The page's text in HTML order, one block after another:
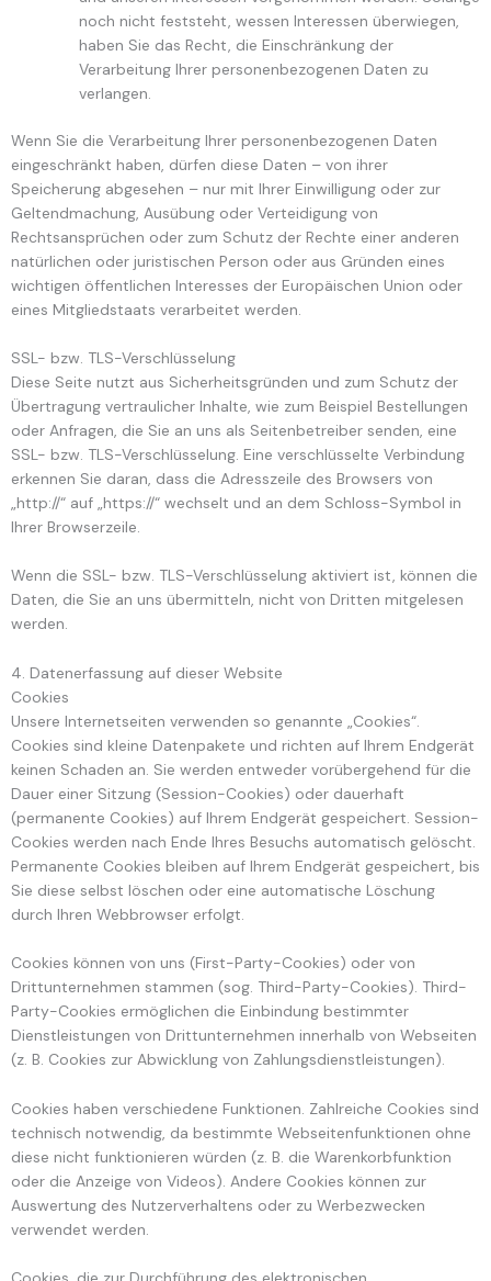
noch nicht feststeht, wessen Interessen überwiegen,
haben Sie das Recht, die Einschränkung der
Verarbeitung Ihrer personenbezogenen Daten zu
verlangen.
Wenn Sie die Verarbeitung Ihrer personenbezogenen Daten
eingeschränkt haben, dürfen diese Daten – von ihrer
Speicherung abgesehen – nur mit Ihrer Einwilligung oder zur
Geltendmachung, Ausübung oder Verteidigung von
Rechtsansprüchen oder zum Schutz der Rechte einer anderen
natürlichen oder juristischen Person oder aus Gründen eines
wichtigen öffentlichen Interesses der Europäischen Union oder
eines Mitgliedstaats verarbeitet werden.
SSL- bzw. TLS-Verschlüsselung
Diese Seite nutzt aus Sicherheitsgründen und zum Schutz der
Übertragung vertraulicher Inhalte, wie zum Beispiel Bestellungen
oder Anfragen, die Sie an uns als Seitenbetreiber senden, eine
SSL- bzw. TLS-Verschlüsselung. Eine verschlüsselte Verbindung
erkennen Sie daran, dass die Adresszeile des Browsers von
„http://“ auf „https://“ wechselt und an dem Schloss-Symbol in
Ihrer Browserzeile.
Wenn die SSL- bzw. TLS-Verschlüsselung aktiviert ist, können die
Daten, die Sie an uns übermitteln, nicht von Dritten mitgelesen
werden.
4. Datenerfassung auf dieser Website
Cookies
Unsere Internetseiten verwenden so genannte „Cookies“.
Cookies sind kleine Datenpakete und richten auf Ihrem Endgerät
keinen Schaden an. Sie werden entweder vorübergehend für die
Dauer einer Sitzung (Session-Cookies) oder dauerhaft
(permanente Cookies) auf Ihrem Endgerät gespeichert. Session-
Cookies werden nach Ende Ihres Besuchs automatisch gelöscht.
Permanente Cookies bleiben auf Ihrem Endgerät gespeichert, bis
Sie diese selbst löschen oder eine automatische Löschung
durch Ihren Webbrowser erfolgt.
Cookies können von uns (First-Party-Cookies) oder von
Drittunternehmen stammen (sog. Third-Party-Cookies). Third-
Party-Cookies ermöglichen die Einbindung bestimmter
Dienstleistungen von Drittunternehmen innerhalb von Webseiten
(z. B. Cookies zur Abwicklung von Zahlungsdienstleistungen).
Cookies haben verschiedene Funktionen. Zahlreiche Cookies sind
technisch notwendig, da bestimmte Webseitenfunktionen ohne
diese nicht funktionieren würden (z. B. die Warenkorbfunktion
oder die Anzeige von Videos). Andere Cookies können zur
Auswertung des Nutzerverhaltens oder zu Werbezwecken
verwendet werden.